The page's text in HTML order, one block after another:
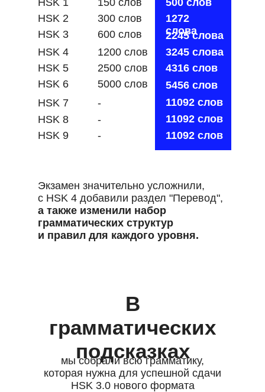
Экзамен значительно усложнили,
с HSK 4 добавили раздел "Перевод",
а также изменили набор
грамматических структур
и правил для каждого уровня.
1272
слова
HSK 1 150 слов 500 слов
HSK 3 600 слов
2245 слова
HSK 4
1200 слов
3245 слова
HSK 5
2500 слов
4316 слов
HSK 6
5000 слов 5456 слов
HSK 9 - 11092 слов
HSK 2 300 слов
HSK 8 - 11092 слов
HSK 7 - 11092 слов
мы собрали всю грамматику,
которая нужна для успешной сдачи
HSK 3.0 нового формата
В
грамматических
подсказках